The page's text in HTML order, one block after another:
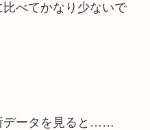
べてかなり少ないで
データを見ると……